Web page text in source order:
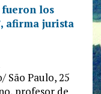
fueron los
afirma jurista
São Paulo, 25
profesor de